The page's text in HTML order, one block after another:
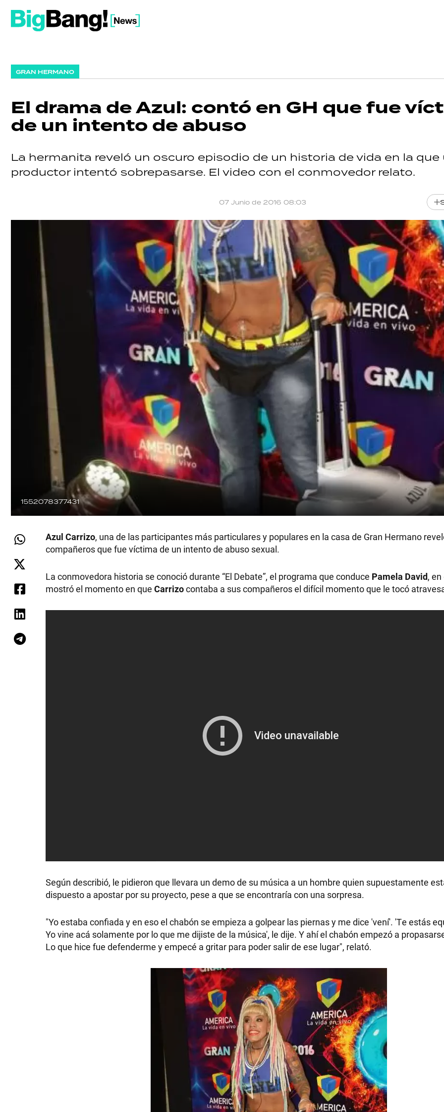
GRAN HERMANO
El drama de Azul: contó en GH que fue
de un intento de abuso
La hermanita reveló un oscuro episodio de un historia de vida en la que
productor intentó sobrepasarse. El video con el conmovedor relato.
07 Junio de 2016 08:03
1552078377431
Azul Carrizo, una de las participantes más particulares y populares en la casa de Gran Hermano
compañeros que fue víctima de un intento de abuso sexual.
La conmovedora historia se conoció durante “El Debate”, el programa que conduce Pamela David,
mostró el momento en que Carrizocontaba a sus compañeros el difícil momento que le tocó
Según describió, le pidieron que llevara un demo de su música a un hombre quien supuestamente
dispuesto a apostar por su proyecto, pese a que se encontraría con una sorpresa.
"Yo estaba confiada y en eso el chabón se empieza a golpear las piernas y me dice 'vení'. 'Te estás
Yo vine acá solamente por lo que me dijiste de la música', le dije. Y ahí el chabón empezó a
Lo que hice fue defenderme y empecé a gritar para poder salir de ese lugar", relató.
SHOW
ACTUALIDAD
POLICIALES
ECONOMÍA
RECETAS
PALABRAS
HORÓSCOPO
Seguinos